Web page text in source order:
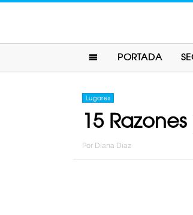
PORTADA
Lugares
15
Por Diana Diaz